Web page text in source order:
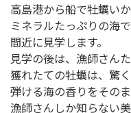
高島港から船で牡蠣いか
ミネラルたっぷりの海
間近に見学します。
見学の後は、漁師さん
獲れたての牡蠣は、驚
弾ける海の香りをその
漁師さんしか知らない